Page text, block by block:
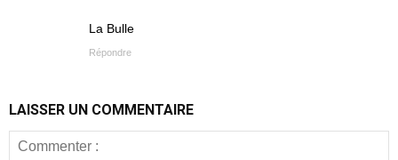
La Bulle
Répondre
LAISSER UN COMMENTAIRE